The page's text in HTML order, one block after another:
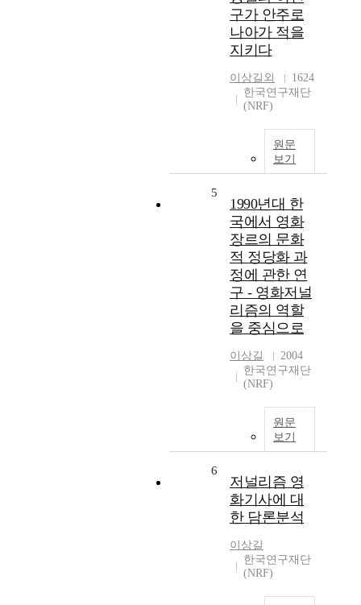
구가 안주로
나아가 적을
지키다
이상길외
1624
한국연구재단
(NRF)
원문
보기
5
1990년대 한
국에서 영화
장르의 문화
적 정당화 과
정에 관한 연
구 - 영화저널
리즘의 역할
을 중심으로
이상길
2004
한국연구재단
(NRF)
원문
보기
6
저널리즘 영
화기사에 대
한 담론분석
이상길
한국연구재단
(NRF)